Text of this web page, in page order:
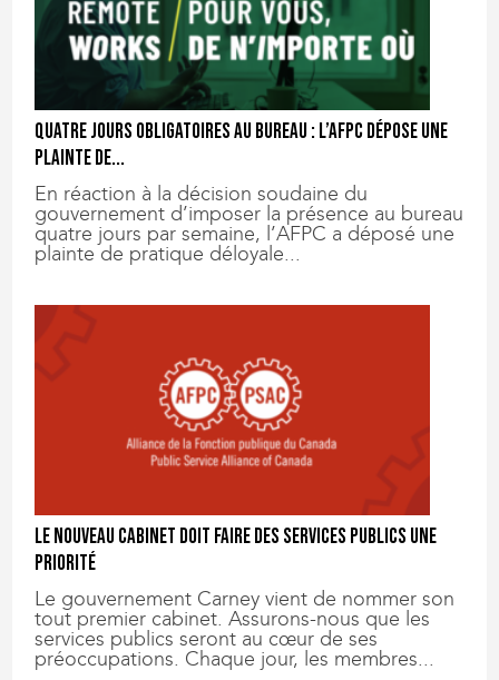
Quatre jours obligatoires au bureau : l’AFPC dépose une
plainte de...
En réaction à la décision soudaine du
gouvernement d’imposer la présence au bureau
quatre jours par semaine, l’AFPC a déposé une
plainte de pratique déloyale...
Le nouveau cabinet doit faire des services publics une
priorité
Le gouvernement Carney vient de nommer son
tout premier cabinet. Assurons-nous que les
services publics seront au cœur de ses
préoccupations. Chaque jour, les membres...